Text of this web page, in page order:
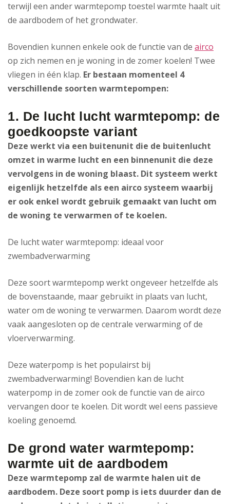
terwijl een ander warmtepomp toestel warmte haalt uit
de aardbodem of het grondwater.
Bovendien kunnen enkele ook de functie van de airco
op zich nemen en je woning in de zomer koelen! Twee
vliegen in één klap. Er bestaan momenteel 4
verschillende soorten warmtepompen:
1. De lucht lucht warmtepomp: de
goedkoopste variant
Deze werkt via een buitenunit die de buitenlucht
omzet in warme lucht en een binnenunit die deze
vervolgens in de woning blaast. Dit systeem werkt
eigenlijk hetzelfde als een airco systeem waarbij
er ook enkel wordt gebruik gemaakt van lucht om
de woning te verwarmen of te koelen.
De lucht water warmtepomp: ideaal voor
zwembadverwarming
Deze soort warmtepomp werkt ongeveer hetzelfde als
de bovenstaande, maar gebruikt in plaats van lucht,
water om de woning te verwarmen. Daarom wordt deze
vaak aangesloten op de centrale verwarming of de
vloerverwarming.
Deze waterpomp is het populairst bij
zwembadverwarming! Bovendien kan de lucht
waterpomp in de zomer ook de functie van de airco
vervangen door te koelen. Dit wordt wel eens passieve
koeling genoemd.
De grond water warmtepomp:
warmte uit de aardbodem
Deze warmtepomp zal de warmte halen uit de
aardbodem. Deze soort pomp is iets duurder dan de